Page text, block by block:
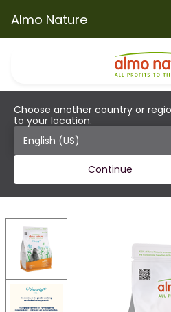
Almo Nature
Choose another country or
to your location.
Continue